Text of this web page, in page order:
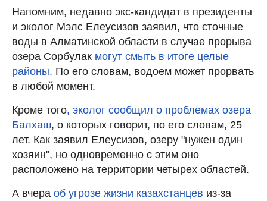
Напомним, недавно экс-кандидат в президенты
и эколог Мэлс Елеусизов заявил, что сточные
воды в Алматинской области в случае прорыва
озера Сорбулак могут смыть в итоге целые
районы. По его словам, водоем может прорвать
в любой момент.
Кроме того, эколог сообщил о проблемах озера
Балхаш, о которых говорит, по его словам, 25
лет. Как заявил Елеусизов, озеру "нужен один
хозяин", но одновременно с этим оно
расположено на территории четырех областей.
А вчера об угрозе жизни казахстанцев из-за